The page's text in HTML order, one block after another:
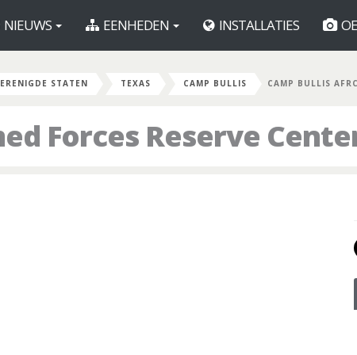
NIEUWS EENHEDEN INSTALLATIES
STATEN TEXAS CAMP BULLIS CAMP BULLIS AFRC
Forces Reserve